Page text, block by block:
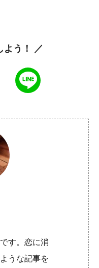
よう！ ／
す。恋に消
うな記事を